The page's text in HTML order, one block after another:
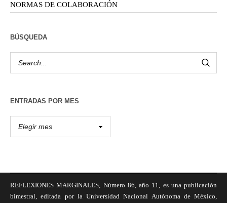
NORMAS DE COLABORACIÓN
BÚSQUEDA
ENTRADAS POR MES
REFLEXIONES MARGINALES, Número 86, año 11, es una publicación
bimestral, editada por la Universidad Nacional Autónoma de México,